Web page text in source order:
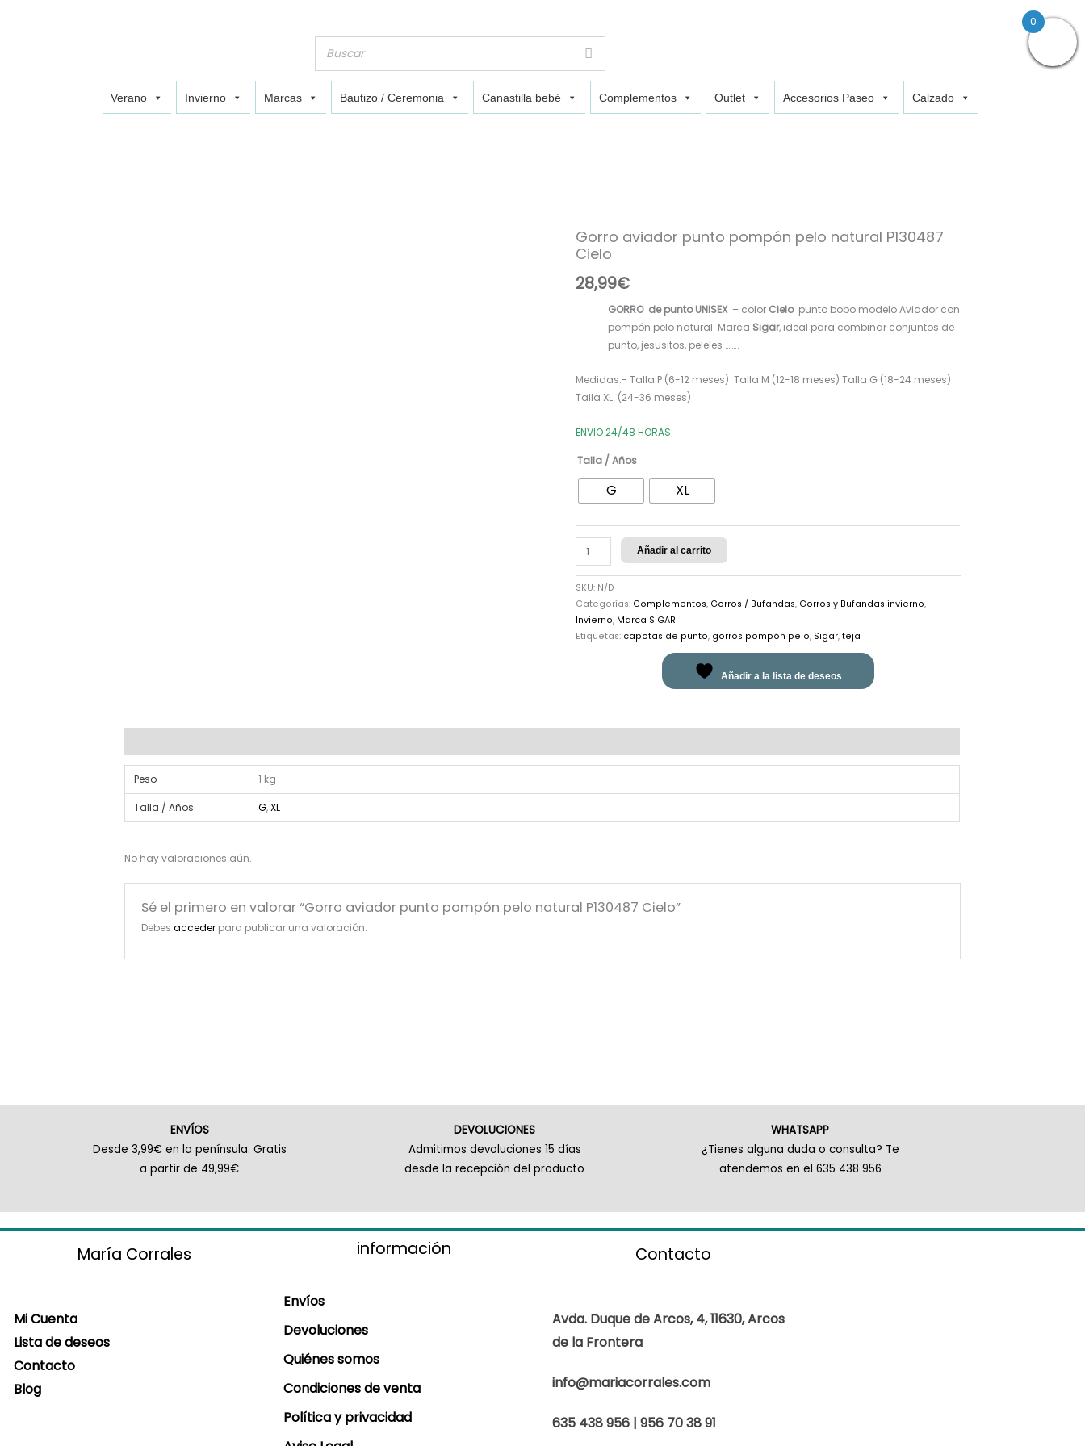
Verano Invierno Marcas Bautizo / Ceremonia Canastilla bebé Complementos Outlet Accesorios Paseo Calzado
Gorro aviador punto pompón pelo natural P130487
Cielo
28,99€
GORRO de punto UNISEX – color Cielopunto bobo modelo Aviador con
pompón pelo natural. Marca Sigar, ideal para combinar conjuntos de
punto, jesusitos, peleles ……..
Medidas.- Talla P (6-12 meses) Talla M (12-18 meses) Talla G (18-24 meses)
Talla XL (24-36 meses)
ENVIO 24/48 HORAS
Talla / Años
G XL
Gorro
aviador
pompón
natural
P130487
cantidad
Añadir al carrito
SKU: N/D
Categorías: Complementos, Gorros / Bufandas, Gorros y Bufandas invierno,
Invierno, Marca SIGAR
Etiquetas: capotas de punto, gorros pompón pelo, Sigar,teja
Añadir a la lista de deseos
Peso 1 kg
Talla / Años G,XL
No hay valoraciones aún.
Sé el primero en valorar “Gorro aviador punto pompón pelo natural P130487 Cielo”
Debesacceder para publicar una valoración.
ENVÍOS
Desde 3,99€ en la península. Gratis
a partir de 49,99€
DEVOLUCIONES
Admitimos devoluciones 15 días
desde la recepción del producto
WHATSAPP
¿Tienes alguna duda o consulta? Te
atendemos en el 635 438 956
María Corrales
Mi Cuenta
Lista de deseos
Contacto
Blog
información
Envíos
Devoluciones
Quiénes somos
Condiciones de venta
Política y privacidad
Contacto
Avda. Duque de Arcos, 4, 11630, Arcos
de la Frontera
info@mariacorrales.com
635 438 956 | 956 70 38 91
0